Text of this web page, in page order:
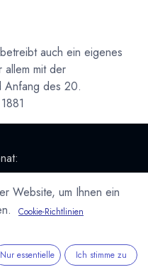
auch ein eigenes
allem mit der
Anfang des 20.
Abonnieren
&
Website, um Ihnen ein
Cookie-Richtlinien
Nur essentielle Ich stimme zu